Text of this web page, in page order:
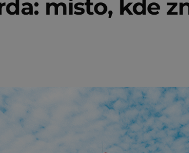
místo, kde